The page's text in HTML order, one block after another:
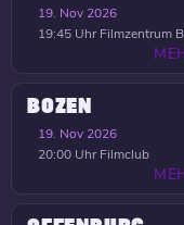
19. Nov 2026
19:45 Uhr Filmzentrum
BOZEN
19. Nov 2026
20:00 Uhr Filmclub